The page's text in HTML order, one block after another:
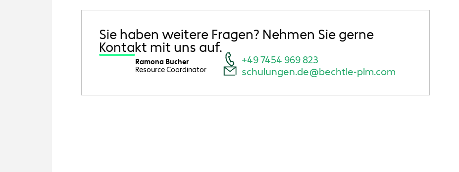
Sie haben weitere Fragen? Nehmen Sie gerne
Kontakt mit uns auf.
Ramona Bucher
Resource Coordinator
+49 7454 969 823
schulungen.de@bechtle-plm.com